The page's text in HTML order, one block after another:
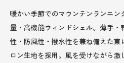
暖かい季節でのマウンテンランニ
量・高機能ウィンドシェル。薄手
性・防風性・撥水性を兼ね備えた東
ロン生地を採用。風を受けながら